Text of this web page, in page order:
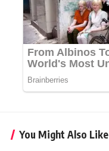
You Might Also Like